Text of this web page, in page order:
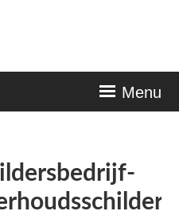
Menu